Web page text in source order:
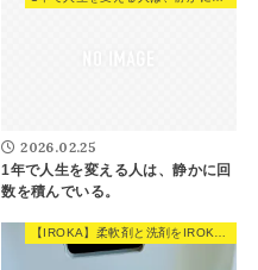
2026.02.25
1年で人生を変える人は、静かに回
数を積んでいる。
【IROKA】柔軟剤と洗剤をIROKAに変えて良かったこと3選!!